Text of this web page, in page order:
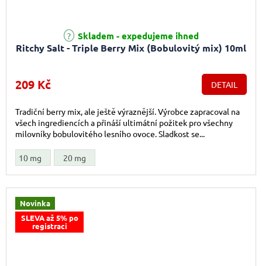
Ritchy Salt - Triple Berry Mix (Bobulovitý mix) 10ml
Skladem - expedujeme ihned
209 Kč DETAIL
Tradiční berry mix, ale ještě výraznější. Výrobce zapracoval na
všech ingrediencích a přináší ultimátní požitek pro všechny
milovníky bobulovitého lesního ovoce. Sladkost se...
10 mg 20 mg
Novinka
SLEVA až 5% po
registraci